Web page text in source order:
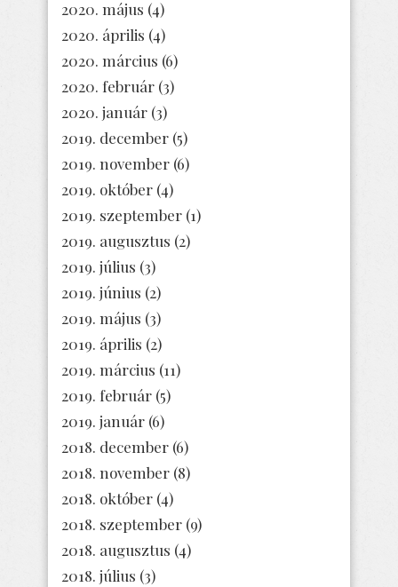
2020. május (4)
2020. április (4)
2020. március (6)
2020. február (3)
2020. január (3)
2019. december (5)
2019. november (6)
2019. október (4)
2019. szeptember (1)
2019. augusztus (2)
2019. július (3)
2019. június (2)
2019. május (3)
2019. április (2)
2019. március (11)
2019. február (5)
2019. január (6)
2018. december (6)
2018. november (8)
2018. október (4)
2018. szeptember (9)
2018. augusztus (4)
2018. július (3)